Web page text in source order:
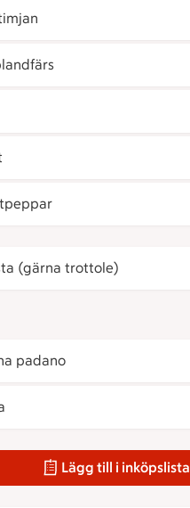
(gärna trottole)
padano
Lägg till i inköpslista